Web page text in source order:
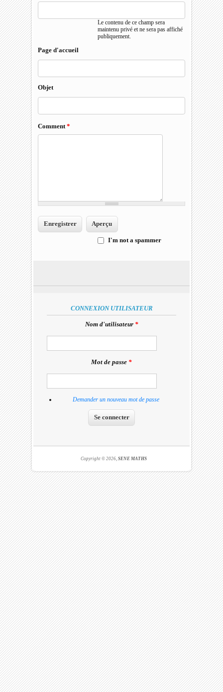
Le contenu de ce champ sera
maintenu privé et ne sera pas affiché
publiquement.
Page d'accueil
Objet
Comment*
I'm not a spammer
CONNEXION UTILISATEUR
Nom d'utilisateur *
Mot de passe *
Demander un nouveau mot de passe
Copyright © 2026,SENE MATHS